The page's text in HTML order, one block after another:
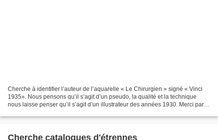
Cherche à identifier l’auteur de l’aquarelle « Le Chirurgien » signé « Vinci
1935». Nous pensons qu’il s’agit d’un pseudo, la qualité et la technique
nous laisse penser qu’il s’agit d’un illustrateur des années 1930. Merci par
Cherche catalogues d'étrennes